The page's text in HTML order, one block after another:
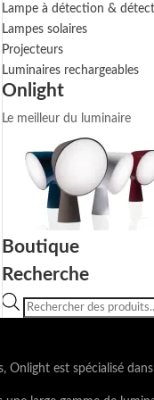
Lampe à détection &
Lampes solaires
Projecteurs
Luminaires rechargeables
Onlight
Le meilleur du luminaire
Boutique
Recherche
Recherche
de
Onlight est spécialisé